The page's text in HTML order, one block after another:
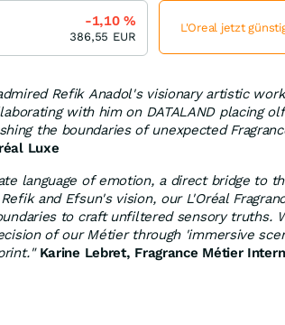
Refik Anadol's visionary artistic
with him on DATALAND placing
the boundaries of unexpected
Luxe
language of emotion, a direct bridge to
and Efsun's vision, our L'Oréal
to craft unfiltered sensory truths.
of our Métier through 'immersive
" Karine Lebret, Fragrance Métier
-1,10%
386,55 EUR
L'Oreal jetzt